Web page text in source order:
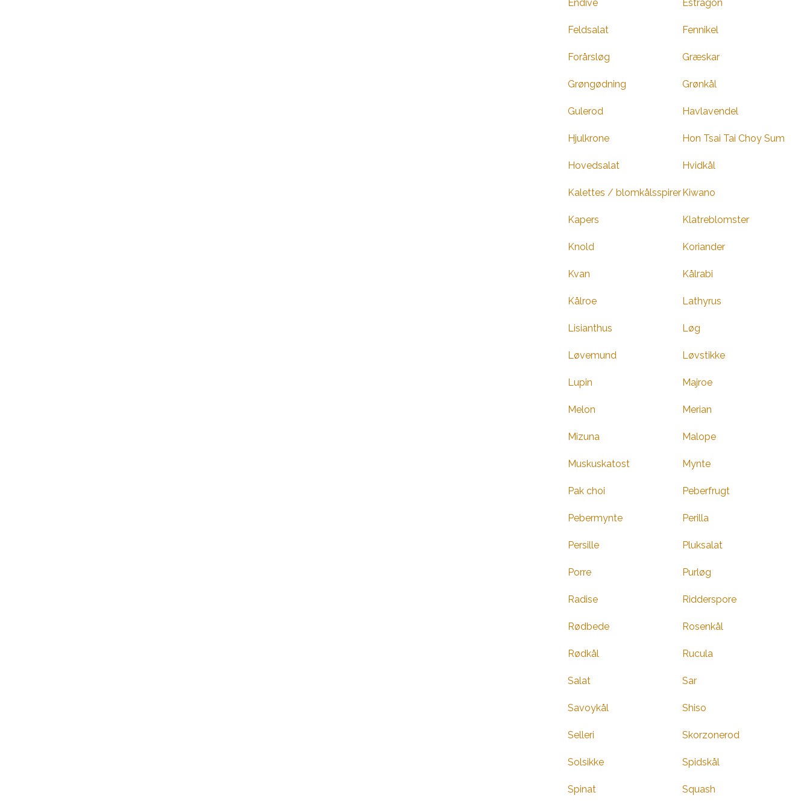
Endive Estragon
Feldsalat Fennikel
Forårsløg Græskar
Grøngødning Grønkål
Gulerod Havlavendel
Hjulkrone Hon Tsai Tai Choy Sum
Hovedsalat Hvidkål
Kalettes / blomkålsspirer Kiwano
Kapers Klatreblomster
Knold Koriander
Kvan Kålrabi
Kålroe Lathyrus
Lisianthus Løg
Løvemund Løvstikke
Lupin Majroe
Melon Merian
Mizuna Malope
Muskuskatost Mynte
Pak choi Peberfrugt
Pebermynte Perilla
Persille Pluksalat
Porre Purløg
Radise Ridderspore
Rødbede Rosenkål
Rødkål Rucula
Salat Sar
Savoykål Shiso
Selleri Skorzonerod
Solsikke Spidskål
Spinat Squash